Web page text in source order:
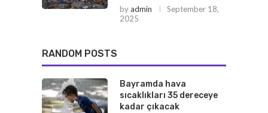
byadmin
September 18,
2025
RANDOM POSTS
Bayramda hava
sıcaklıkları 35 dereceye
kadar çıkacak